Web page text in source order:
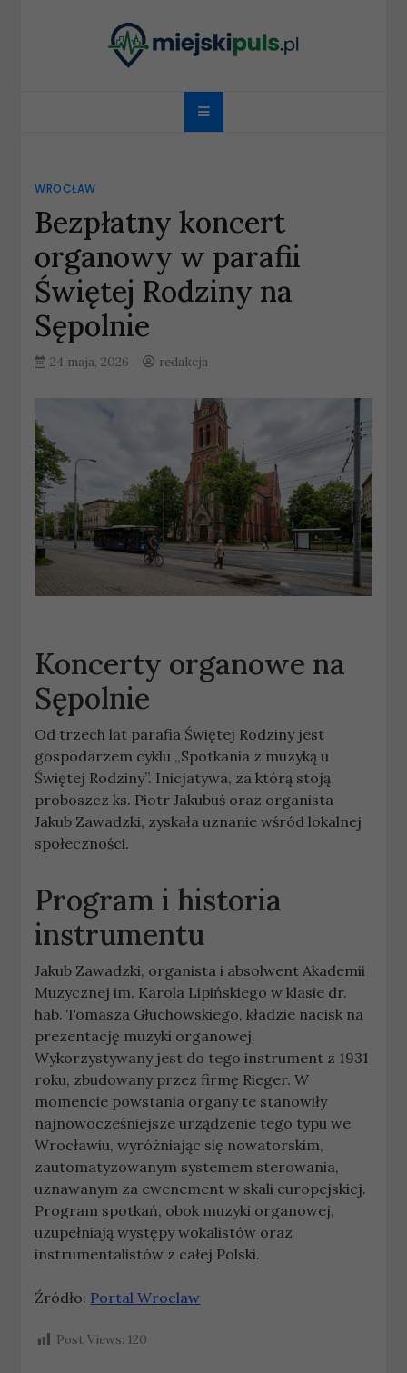
miejskipuls.pl
WROCŁAW
Bezpłatny koncert
organowy w parafii
Świętej Rodziny na
Sępolnie
24 maja, 2026 redakcja
Koncerty organowe na
Sępolnie
Od trzech lat parafia Świętej Rodziny jest
gospodarzem cyklu „Spotkania z muzyką u
Świętej Rodziny”. Inicjatywa, za którą stoją
proboszcz ks. Piotr Jakubuś oraz organista
Jakub Zawadzki, zyskała uznanie wśród lokalnej
społeczności.
Program i historia
instrumentu
Jakub Zawadzki, organista i absolwent Akademii
Muzycznej im. Karola Lipińskiego w klasie dr.
hab. Tomasza Głuchowskiego, kładzie nacisk na
prezentację muzyki organowej.
Wykorzystywany jest do tego instrument z 1931
roku, zbudowany przez firmę Rieger. W
momencie powstania organy te stanowiły
najnowocześniejsze urządzenie tego typu we
Wrocławiu, wyróżniając się nowatorskim,
zautomatyzowanym systemem sterowania,
uznawanym za ewenement w skali europejskiej.
Program spotkań, obok muzyki organowej,
uzupełniają występy wokalistów oraz
instrumentalistów z całej Polski.
Źródło: Portal Wroclaw
Post Views: 120